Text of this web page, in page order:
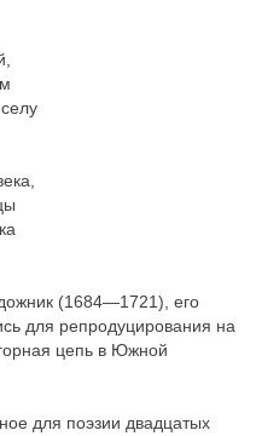
(1684—1721), его
для репродуцирования на
цепь в Южной
для поэзии двадцатых